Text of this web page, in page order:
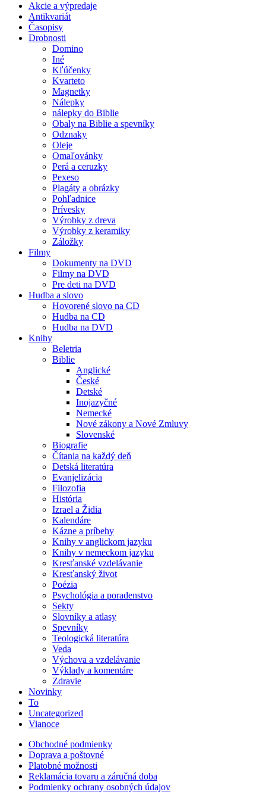
Akcie a výpredaje
Antikvariát
Časopisy
Drobnosti
Domino
Iné
Kľúčenky
Kvarteto
Magnetky
Nálepky
nálepky do Biblie
Obaly na Biblie a spevníky
Odznaky
Oleje
Omaľovánky
Perá a ceruzky
Pexeso
Plagáty a obrázky
Pohľadnice
Prívesky
Výrobky z dreva
Výrobky z keramiky
Záložky
Filmy
Dokumenty na DVD
Filmy na DVD
Pre deti na DVD
Hudba a slovo
Hovorené slovo na CD
Hudba na CD
Hudba na DVD
Knihy
Beletria
Biblie
Anglické
České
Detské
Inojazyčné
Nemecké
Nové zákony a Nové Zmluvy
Slovenské
Biografie
Čítania na každý deň
Detská literatúra
Evanjelizácia
Filozofia
História
Izrael a Židia
Kalendáre
Kázne a príbehy
Knihy v anglickom jazyku
Knihy v nemeckom jazyku
Kresťanské vzdelávanie
Kresťanský život
Poézia
Psychológia a poradenstvo
Sekty
Slovníky a atlasy
Spevníky
Teologická literatúra
Veda
Výchova a vzdelávanie
Výklady a komentáre
Zdravie
Novinky
To
Uncategorized
Vianoce
Obchodné podmienky
Doprava a poštovné
Platobné možnosti
Reklamácia tovaru a záručná doba
Podmienky ochrany osobných údajov